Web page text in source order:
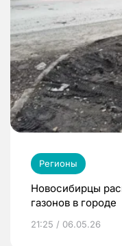
Регионы
Новосибирцы
газонов в городе
21:25 / 06.05.26